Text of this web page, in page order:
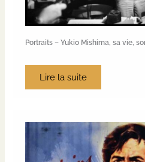
Portraits – Yukio Mishima, sa vie,
Lire la suite